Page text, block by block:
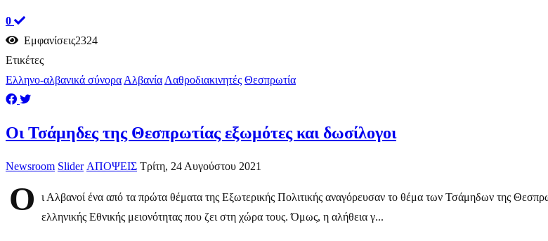
0
Εμφανίσεις2324
Ετικέτες
Ελληνο-αλβανικά σύνορα Αλβανία Λαθροδιακινητές Θεσπρωτία
Οι Τσάμηδες της Θεσπρωτίας εξωμότες και δωσίλογοι
Newsroom Slider ΑΠΟΨΕΙΣ Τρίτη, 24 Αυγούστου 2021
Ο
ι Αλβανοί ένα από τα πρώτα θέματα της Εξωτερικής Πολιτικής αναγόρευσαν το θέμα των Τσάμηδων της
ελληνικής Εθνικής μειονότητας που ζει στη χώρα τους. Όμως, η αλήθεια γ...